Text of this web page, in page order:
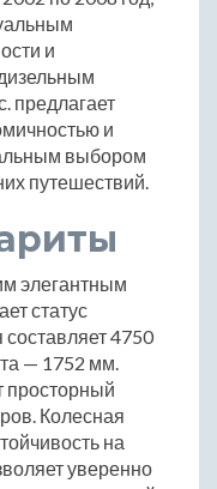
и
предлагает
и
выбором
путешествий.
элегантным
статус
4750
— 1752 мм.
просторный
Колесная
на
уверенно